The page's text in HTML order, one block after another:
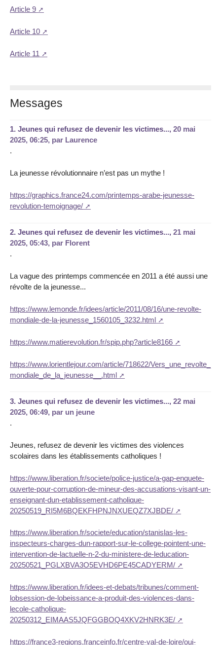
Article 9
Article 10
Article 11
Messages
1. Jeunes qui refusez de devenir les victimes..., 20 mai
2025, 06:25, par Laurence
.
La jeunesse révolutionnaire n’est pas un mythe !
https://graphics.france24.com/printemps-arabe-jeunesse-
revolution-temoignage/
2. Jeunes qui refusez de devenir les victimes..., 21 mai
2025, 05:43, par Florent
.
La vague des printemps commencée en 2011 a été aussi une
révolte de la jeunesse...
https://www.lemonde.fr/idees/article/2011/08/16/une-revolte-
mondiale-de-la-jeunesse_1560105_3232.html
https://www.matierevolution.fr/spip.php?article8166
https://www.lorientlejour.com/article/718622/Vers_une_revolte_
mondiale_de_la_jeunesse__.html
3. Jeunes qui refusez de devenir les victimes..., 22 mai
2025, 06:49, par un jeune
.
Jeunes, refusez de devenir les victimes des violences
scolaires dans les établissements catholiques !
https://www.liberation.fr/societe/police-justice/a-gap-enquete-
ouverte-pour-corruption-de-mineur-des-accusations-visant-un-
enseignant-dun-etablissement-catholique-
20250519_RI5M6BQEKFHPNJNXUEQZ7XJBDE/
https://www.liberation.fr/societe/education/stanislas-les-
inspecteurs-charges-dun-rapport-sur-le-college-pointent-une-
intervention-de-lactuelle-n-2-du-ministere-de-leducation-
20250521_PGLXBVA3O5EVHD6PE45CADYERM/
https://www.liberation.fr/idees-et-debats/tribunes/comment-
lobsession-de-lobeissance-a-produit-des-violences-dans-
lecole-catholique-
20250312_EIMAAS5JQFGGBOQ4XKV2HNRK3E/
https://france3-regions.franceinfo.fr/centre-val-de-loire/oui-